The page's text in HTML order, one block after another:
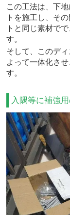
この工法は、下
トを施工し、そ
トと同じ素材で
す。
そして、このデ
よって一体化さ
す。
入隅等に補強